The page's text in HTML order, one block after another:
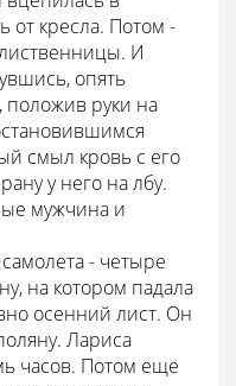
от кресла. Потом -
И
опять
положив руки на
смыл кровь с его
у него на лбу.
мужчина и
- четыре
на котором падала
осенний лист. Он
Лариса
часов. Потом еще